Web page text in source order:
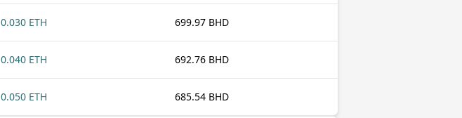
0.030 ETH 699.97 BHD
0.040 ETH 692.76 BHD
0.050 ETH 685.54 BHD